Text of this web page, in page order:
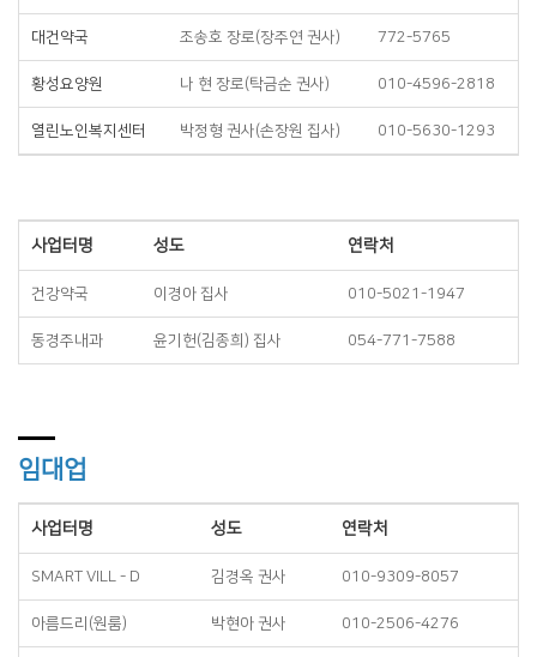
대건약국 조송호 장로(장주연 권사) 772-5765
황성요양원 나 현 장로(탁금순 권사) 010-4596-2818
열린노인복지센터 박정형 권사(손장원 집사) 010-5630-1293
사업터명 성도 연락처
건강약국 이경아 집사 010-5021-1947
동경주내과 윤기헌(김종희) 집사 054-771-7588
임대업
사업터명 성도 연락처
SMART VILL - D 김경옥 권사 010-9309-8057
아름드리(원룸) 박현아 권사 010-2506-4276